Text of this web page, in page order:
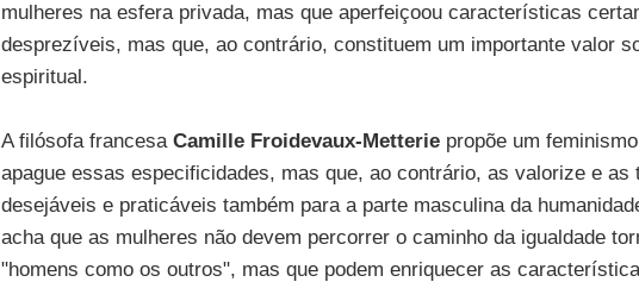
mulheres na esfera privada, mas que aperfeiçoou características
desprezíveis, mas que, ao contrário, constituem um importante valor
espiritual.
A filósofa francesa Camille Froidevaux-Metteriepropõe um
apague essas especificidades, mas que, ao contrário, as valorize e as
desejáveis e praticáveis também para a parte masculina da
acha que as mulheres não devem percorrer o caminho da igualdade
"homens como os outros", mas que podem enriquecer as